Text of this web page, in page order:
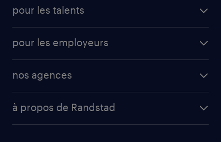
cdi
pour les talents
professional
votre lettre de motivation
pour les employeurs
professional
nos agences
Esch-sur-Alzette (rue de Luxembourg)
à propos de Randstad